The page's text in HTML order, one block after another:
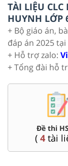
TÀI LIỆU
HUYNH LỚP
+ Bộ giáo án,
đáp án 2025 tại
+ Hỗ trợ zalo:
+ Tổng đài hỗ
Đề thi
( 4tài